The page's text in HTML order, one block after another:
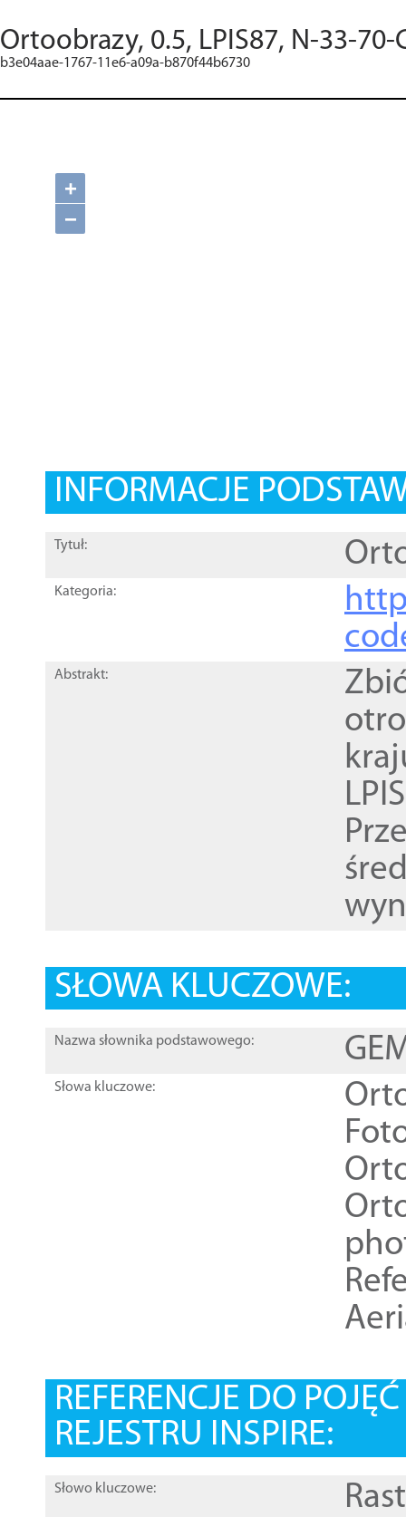
Ortoobrazy, 0.5, LPIS87, N-33-70-
b3e04aae-1767-11e6-a09a-b870f44b6730
+
−
INFORMACJE
Tytuł:
Kategoria:
Abstrakt:
SŁOWA KLUCZOWE:
Nazwa słownika podstawowego:
Słowa kluczowe:
REFERENCJE DO
REJESTRU INSPIRE:
Słowo kluczowe: